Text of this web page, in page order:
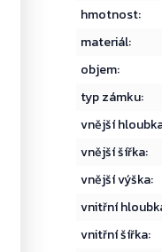
hmotnost:
materiál:
objem:
typ zámku:
vnější
vnější šířka:
vnější výška:
vnitřní
vnitřní šířka: